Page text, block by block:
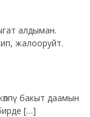
алдыман.
жалооруйт.
бакыт даамын
[…]